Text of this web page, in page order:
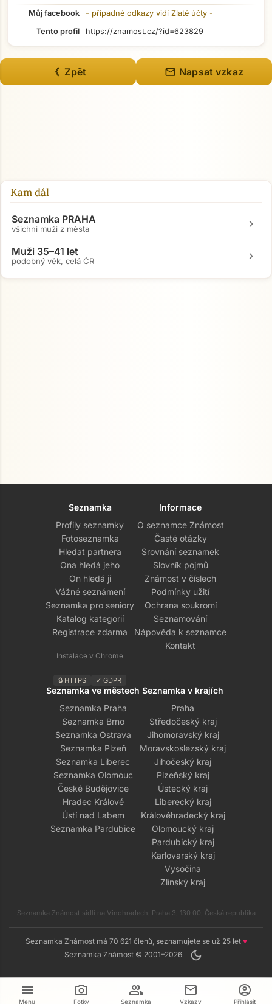
menu
Menu
camera_alt
Fotky
group
Seznamka
mail
Vzkazy
account_circle
Přihlásit
Můj facebook
- případné odkazy vidí Zlaté účty -
Tento profil
https://znamost.cz/?id=623829
《 Zpět mail Napsat vzkaz
Kam dál
Seznamka PRAHA
všichni muži z města chevron_right
Muži 35–41 let
podobný věk, celá ČR chevron_right
Seznamka
Profily seznamky
Fotoseznamka
Hledat partnera
Ona hledá jeho
On hledá ji
Vážné seznámení
Seznamka pro seniory
Katalog kategorií
Registrace zdarma
Instalace v Chrome
🔒 HTTPS ✓ GDPR
Informace
O seznamce Známost
Časté otázky
Srovnání seznamek
Slovník pojmů
Známost v číslech
Podmínky užití
Ochrana soukromí
Seznamování
Nápověda k seznamce
Kontakt
Seznamka ve městech
Seznamka Praha
Seznamka Brno
Seznamka Ostrava
Seznamka Plzeň
Seznamka Liberec
Seznamka Olomouc
České Budějovice
Hradec Králové
Ústí nad Labem
Seznamka Pardubice
Seznamka v krajích
Praha
Středočeský kraj
Jihomoravský kraj
Moravskoslezský kraj
Jihočeský kraj
Plzeňský kraj
Ústecký kraj
Liberecký kraj
Královéhradecký kraj
Olomoucký kraj
Pardubický kraj
Karlovarský kraj
Vysočina
Zlínský kraj
Seznamka Známost sídlí na Vinohradech, Praha 3, 130 00, Česká republika
Seznamka Známost má 70 621 členů, seznamujete se už 25 let ♥
Seznamka Známost © 2001–2026
dark_mode